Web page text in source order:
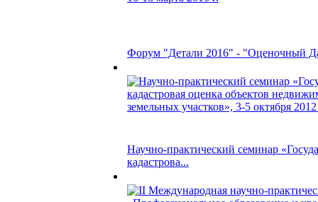
Форум "Детали 2016" - "Оценочный
Научно-практический семинар
кадастрова...